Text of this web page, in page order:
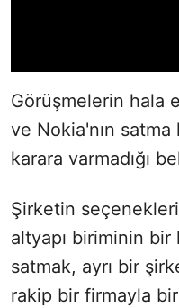
Görüşmelerin hala
ve Nokia'nın
karara varmadığı
Şirketin
altyapı biriminin bir
satmak, ayrı bir
rakip bir firmayla